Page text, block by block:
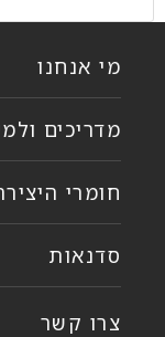
מי אנחנו
מדריכים
חומרי
סדנאות
צרו קשר